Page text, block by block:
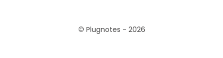
© Plugnotes - 2026